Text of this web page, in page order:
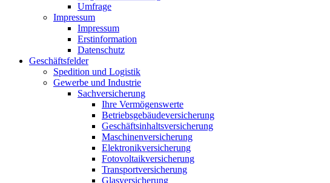
Umfrage
Impressum
Impressum
Erstinformation
Datenschutz
Geschäftsfelder
Spedition und Logistik
Gewerbe und Industrie
Sachversicherung
Ihre Vermögenswerte
Betriebsgebäudeversicherung
Geschäftsinhaltsversicherung
Maschinenversicherung
Elektronikversicherung
Fotovoltaikversicherung
Transportversicherung
Glasversicherung